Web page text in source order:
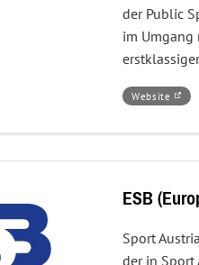
der Public
im
Website –
in
ESB
Sport
der in Sport